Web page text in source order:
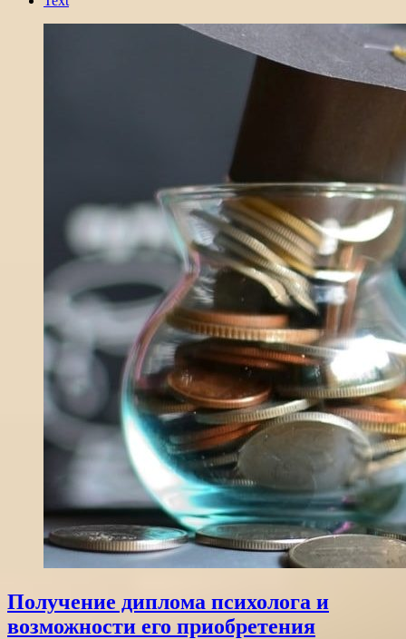
Получение диплома психолога и
возможности его приобретения